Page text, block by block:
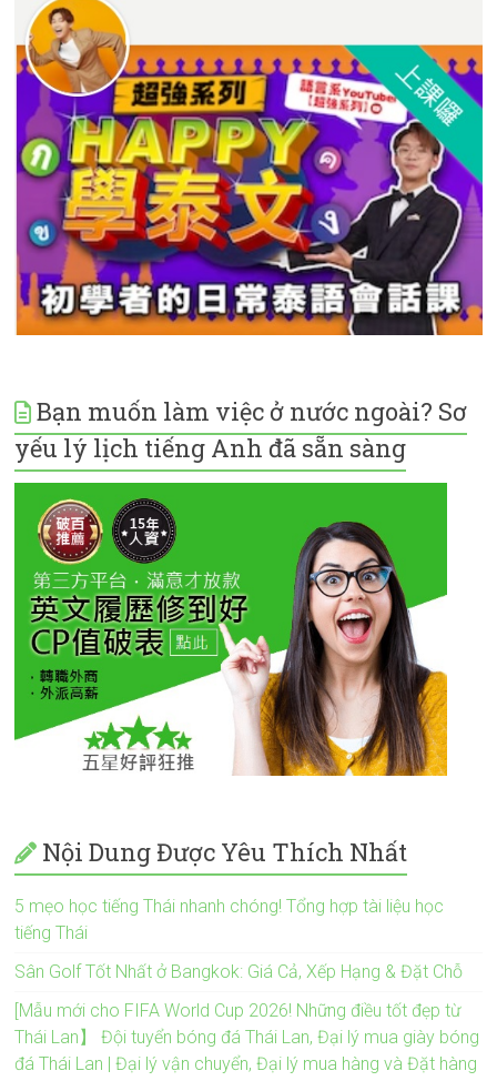
Bạn muốn làm việc ở nước ngoài? Sơ
yếu lý lịch tiếng Anh đã sẵn sàng
Nội Dung Được Yêu Thích Nhất
5 mẹo học tiếng Thái nhanh chóng! Tổng hợp tài liệu học
tiếng Thái
Sân Golf Tốt Nhất ở Bangkok: Giá Cả, Xếp Hạng & Đặt Chỗ
[Mẫu mới cho FIFA World Cup 2026! Những điều tốt đẹp từ
Thái Lan】 Đội tuyển bóng đá Thái Lan, Đại lý mua giày bóng
đá Thái Lan | Đại lý vận chuyển, Đại lý mua hàng và Đặt hàng